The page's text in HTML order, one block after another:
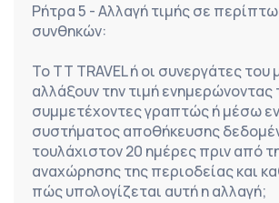
Ρήτρα 5 - Αλλαγή τιμής σε
συνθηκών:
Το TT TRAVEL ή οι συνεργάτες του
αλλάξουν την τιμή ενημερώνοντας
συμμετέχοντες γραπτώς ή μέσω
συστήματος αποθήκευσης
τουλάχιστον 20 ημέρες πριν από
αναχώρησης της περιοδείας και
πώς υπολογίζεται αυτή η αλλαγή;